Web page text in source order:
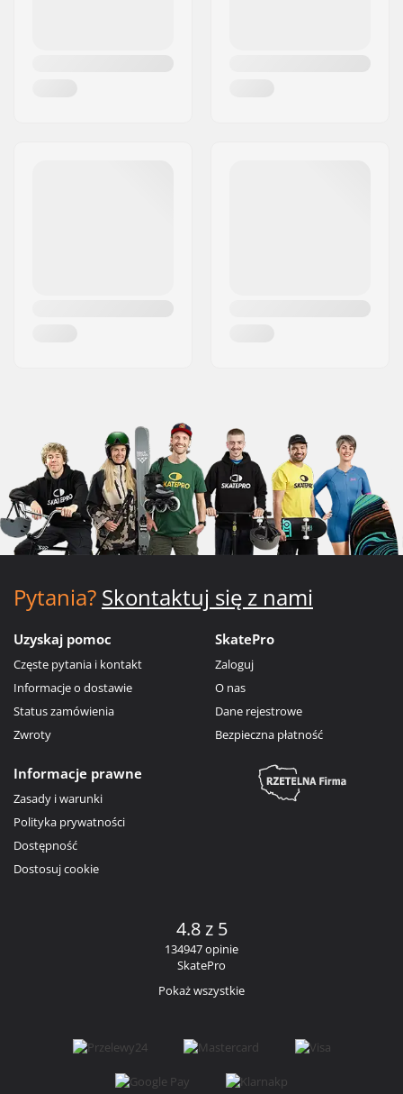
Pytania? Skontaktuj się z nami
Uzyskaj pomoc
Częste pytania i kontakt
Informacje o dostawie
Status zamówienia
Zwroty
SkatePro
Zaloguj
O nas
Dane rejestrowe
Bezpieczna płatność
Informacje prawne
Zasady i warunki
Polityka prywatności
Dostępność
Dostosuj cookie
4.8 z 5
134947 opinie
SkatePro
Pokaż wszystkie